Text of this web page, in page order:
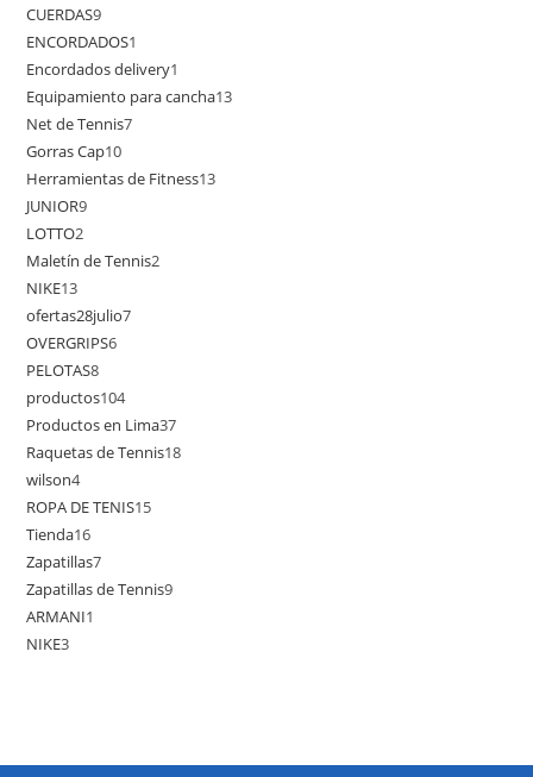
CUERDAS9
ENCORDADOS1
Encordados delivery1
Equipamiento para cancha13
Net de Tennis7
Gorras Cap10
Herramientas de Fitness13
JUNIOR9
LOTTO2
Maletín de Tennis2
NIKE13
ofertas28julio7
OVERGRIPS6
PELOTAS8
productos104
Productos en Lima37
Raquetas de Tennis18
wilson4
ROPA DE TENIS15
Tienda16
Zapatillas7
Zapatillas de Tennis9
ARMANI1
NIKE3